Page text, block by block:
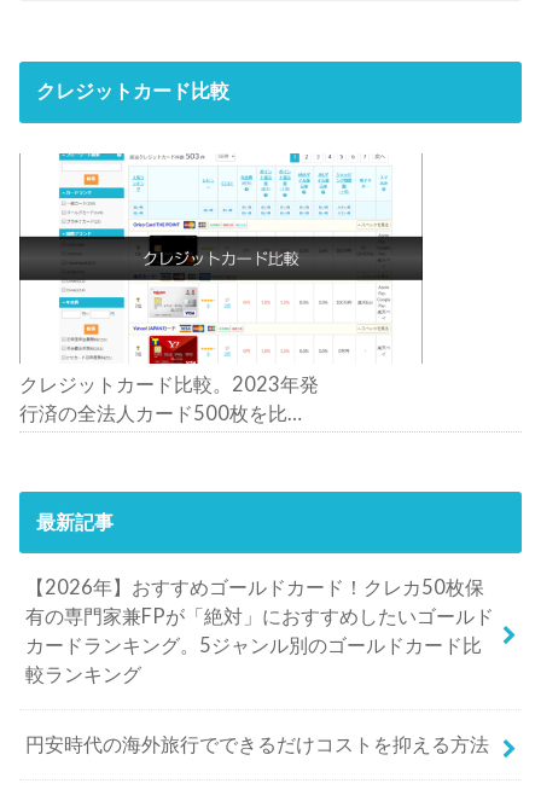
クレジットカード比較
クレジットカード比較。2023年発
行済の全法人カード500枚を比
最新記事
【2026年】おすすめゴールドカード！クレカ50枚保
有の専門家兼FPが「絶対」におすすめしたいゴールド
カードランキング。5ジャンル別のゴールドカード比
較ランキング
円安時代の海外旅行でできるだけコストを抑える方法